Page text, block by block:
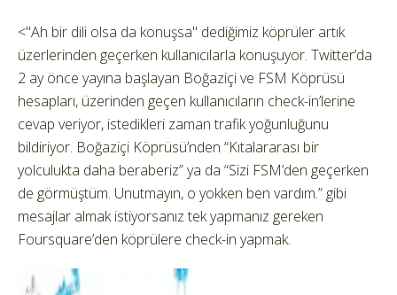
<"Ah bir dili olsa da konuşsa" dediğimiz köprüler artık
üzerlerinden geçerken kullanıcılarla konuşuyor. Twitter’da
2 ay önce yayına başlayan Boğaziçi ve FSM Köprüsü
hesapları, üzerinden geçen kullanıcıların check-in’lerine
cevap veriyor, istedikleri zaman trafik yoğunluğunu
bildiriyor. Boğaziçi Köprüsü’nden “Kıtalararası bir
yolculukta daha beraberiz” ya da “Sizi FSM’den geçerken
de görmüştüm. Unutmayın, o yokken ben vardım.” gibi
mesajlar almak istiyorsanız tek yapmanız gereken
Foursquare’den köprülere check-in yapmak.